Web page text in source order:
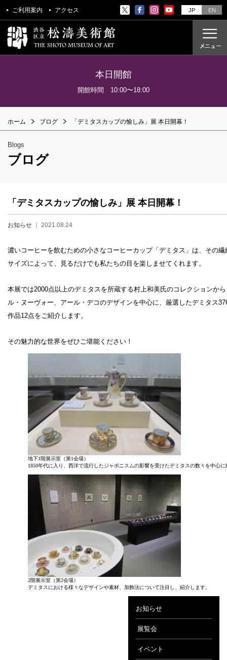
ご利用案内 アクセス JP EN
過去の展覧会
美術教室
過去のイベント
設計者 白井晟一
建設計画から開館まで
美術館概要
本日開館
開館時間 10:00〜18:00
ホーム ブログ 「デミタスカップの愉しみ」展 本日開幕！
Blogs
ブログ
「デミタスカップの愉しみ」展 本日開幕！
お知らせ ｜ 2021.08.24
濃いコーヒーを飲むための小さなコーヒーカップ「デミタス」は、その
サイズによって、見るだけでも私たちの目を楽しませてくれます。
本展では2000点以上のデミタスを所蔵する村上和美氏のコレクションか
ル・ヌーヴォー、アール・デコのデザインを中心に、厳選したデミタス
作品12点をご紹介します。
その魅力的な世界をぜひご堪能ください！
地下1階展示室（第1会場）
1850年代に入り、西洋で流行したジャポニスムの影響を受けたデミタスの数々を中心
2階展示室（第2会場）
デミタスにおける様々なデザインや素材、加飾法について注目し、紹介します。
お知らせ
展覧会
イベント